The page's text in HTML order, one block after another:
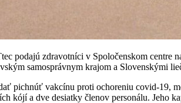
podajú zdravotníci v Spoločenskom
samosprávnym krajom a Slovenskými
pichnúť vakcínu proti ochoreniu covid-19,
kójí a dve desiatky členov personálu. Jeho